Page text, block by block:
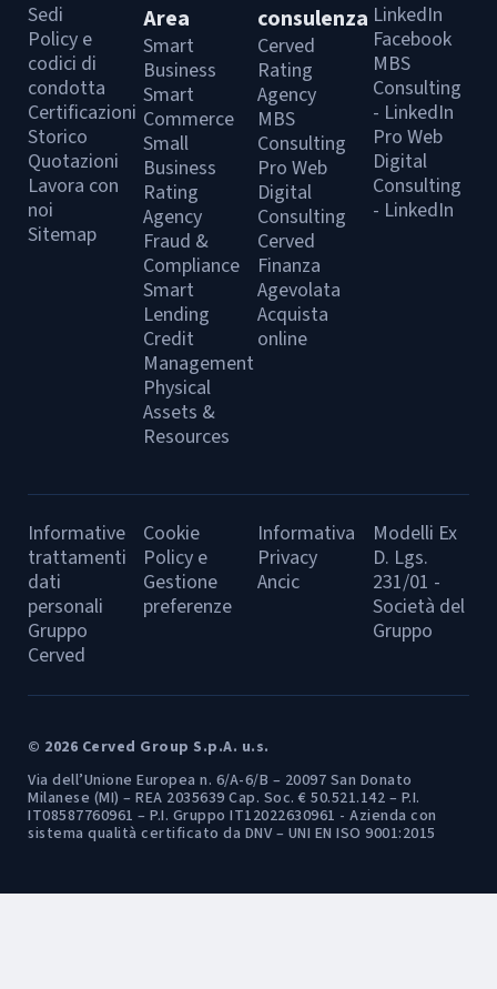
Sedi
Policy e
codici di
condotta
Certificazioni
Storico
Quotazioni
Lavora con
noi
Sitemap
Area
Smart
Business
Smart
Commerce
Small
Business
Rating
Agency
Fraud &
Compliance
Smart
Lending
Credit
Management
Physical
Assets &
Resources
consulenza
Cerved
Rating
Agency
MBS
Consulting
Pro Web
Digital
Consulting
Cerved
Finanza
Agevolata
Acquista
online
LinkedIn
Facebook
MBS
Consulting
- LinkedIn
Pro Web
Digital
Consulting
- LinkedIn
Informative
trattamenti
dati
personali
Gruppo
Cerved
Cookie
Policy e
Gestione
preferenze
Informativa
Privacy
Ancic
Modelli Ex
D. Lgs.
231/01 -
Società del
Gruppo
© 2026 Cerved Group S.p.A. u.s.
Via dell’Unione Europea n. 6/A-6/B – 20097 San Donato
Milanese (MI) – REA 2035639 Cap. Soc. € 50.521.142 – P.I.
IT08587760961 – P.I. Gruppo IT12022630961 - Azienda con
sistema qualità certificato da DNV – UNI EN ISO 9001:2015